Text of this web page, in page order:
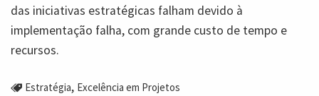
das iniciativas estratégicas falham devido à
implementação falha, com grande custo de tempo e
recursos.
Estratégia, Excelência em Projetos